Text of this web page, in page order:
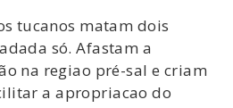
tucanos matam dois
só. Afastam a
na regiao pré-sal e criam
a apropriacao do